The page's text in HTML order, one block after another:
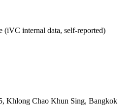
(iVC internal data, self-reported)
Khlong Chao Khun Sing, Bangkok